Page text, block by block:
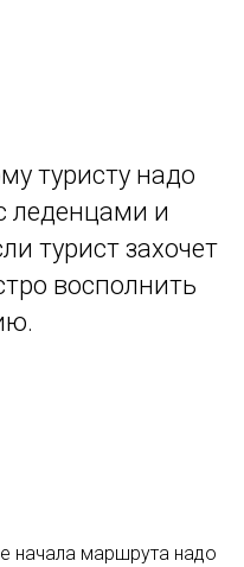
туристу надо
леденцами и
турист захочет
восполнить
начала маршрута надо